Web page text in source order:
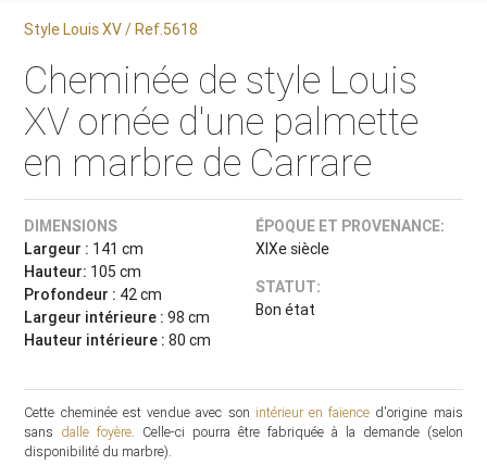
Style Louis XV / Ref.5618
Cheminée de style Louis
XV ornée d'une palmette
en marbre de Carrare
DIMENSIONS
Largeur : 141 cm
Hauteur: 105 cm
Profondeur : 42 cm
Largeur intérieure :98 cm
Hauteur intérieure :80 cm
ÉPOQUE ET PROVENANCE:
XIXe siècle
STATUT:
Bon état
Cette cheminée est vendue avec son intérieur en faïence d'origine mais
sans dalle foyère. Celle-ci pourra être fabriquée à la demande (selon
disponibilité du marbre).